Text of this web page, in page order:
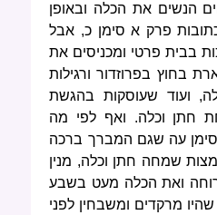
הנשים את הכלה ובאופן
פרק א סימן כ, אבל
בבית פרטי ומכניסים את
בחוץ בפרוזדור ורגילות
ועוד שעוסקות בהגשת
חתן וכלה. ואף לפי מה
עה שגם המברך ברכה
שמחה חתן וכלה, מנין
ואת הכלה מעט בשבע
מרקדים ומשבחין לפני